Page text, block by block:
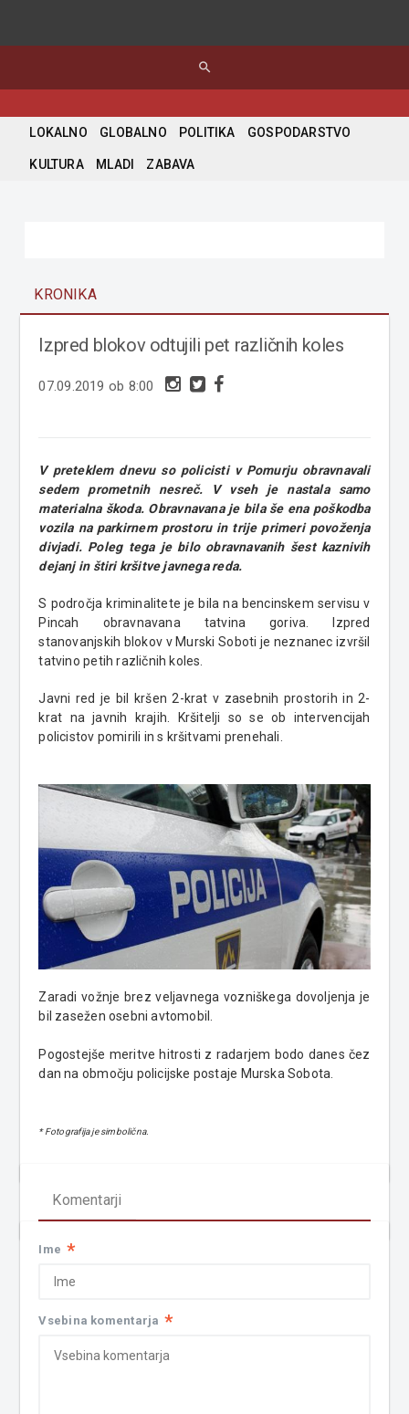
search
LOKALNO GLOBALNO POLITIKA GOSPODARSTVO
KULTURA MLADI ZABAVA
KRONIKA
Izpred blokov odtujili pet različnih koles
07.09.2019 ob 8:00
V preteklem dnevu so policisti v Pomurju obravnavali
sedem prometnih nesreč. V vseh je nastala samo
materialna škoda. Obravnavana je bila še ena poškodba
vozila na parkirnem prostoru in trije primeri povoženja
divjadi. Poleg tega je bilo obravnavanih šest kaznivih
dejanj in štiri kršitve javnega reda.
S področja kriminalitete je bila na bencinskem servisu v
Pincah obravnavana tatvina goriva. Izpred
stanovanjskih blokov v Murski Soboti je neznanec izvršil
tatvino petih različnih koles.
Javni red je bil kršen 2-krat v zasebnih prostorih in 2-
krat na javnih krajih. Kršitelji so se ob intervencijah
policistov pomirili in s kršitvami prenehali.
Zaradi vožnje brez veljavnega vozniškega dovoljenja je
bil zasežen osebni avtomobil.
Pogostejše meritve hitrosti z radarjem bodo danes čez
dan na območju policijske postaje Murska Sobota.
* Fotografija je simbolična.
Komentarji
Ime *
Vsebina komentarja *